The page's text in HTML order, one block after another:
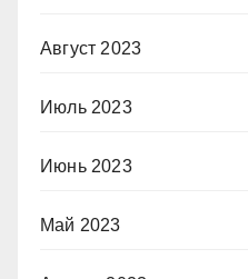
Август 2023
Июль 2023
Июнь 2023
Май 2023